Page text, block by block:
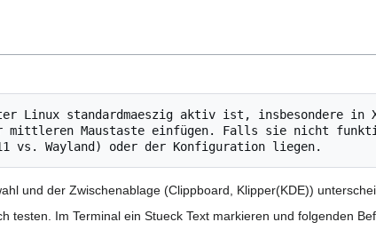
Linux standardmaeszig aktiv ist, insbesondere in
mittleren Maustaste einfügen. Falls sie nicht
und der Zwischenablage (Clippboard, Klipper(KDE))
testen. Im Terminal ein Stueck Text markieren und folgenden